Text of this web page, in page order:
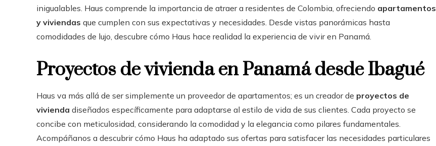
inigualables. Haus comprende la importancia de atraer a residentes de Colombia, ofreciendo apartamentos
y viviendas que cumplen con sus expectativas y necesidades. Desde vistas panorámicas hasta
comodidades de lujo, descubre cómo Haus hace realidad la experiencia de vivir en Panamá.
Proyectos de vivienda en Panamá desde Ibagué
Haus va más allá de ser simplemente un proveedor de apartamentos; es un creador de proyectos de
vivienda diseñados específicamente para adaptarse al estilo de vida de sus clientes. Cada proyecto se
concibe con meticulosidad, considerando la comodidad y la elegancia como pilares fundamentales.
Acompáñanos a descubrir cómo Haus ha adaptado sus ofertas para satisfacer las necesidades particulares